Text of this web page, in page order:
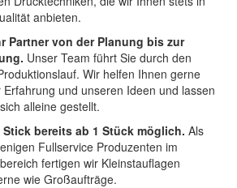
anbieten.
Partner von der Planung bis zur
Unser Team führt Sie durch den
Wir helfen Ihnen gerne
Erfahrung und unseren Ideen und lassen
alleine gestellt.
bereits ab 1 Stück möglich. Als
Fullservice Produzenten im
fertigen wir Kleinstauflagen
wie Großaufträge.